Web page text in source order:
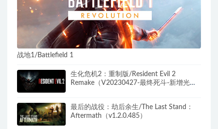
战地1/Battlefield 1
生化危机2：重制版/Resident Evil 2
Remake（V20230427-最终死斗-新增光线
最后的战役：劫后余生/The Last Stand：
Aftermath（v1.2.0.485）